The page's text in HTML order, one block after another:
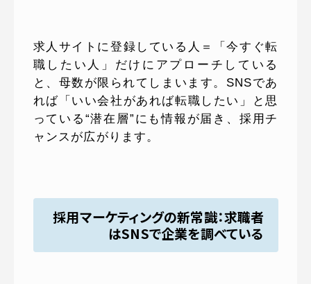
求人サイトに登録している人＝「今すぐ転
職したい人」だけにアプローチしている
と、母数が限られてしまいます。SNSであ
れば「いい会社があれば転職したい」と思
っている“潜在層”にも情報が届き、採用チ
ャンスが広がります。
採用マーケティングの新常識：求職者
はSNSで企業を調べている